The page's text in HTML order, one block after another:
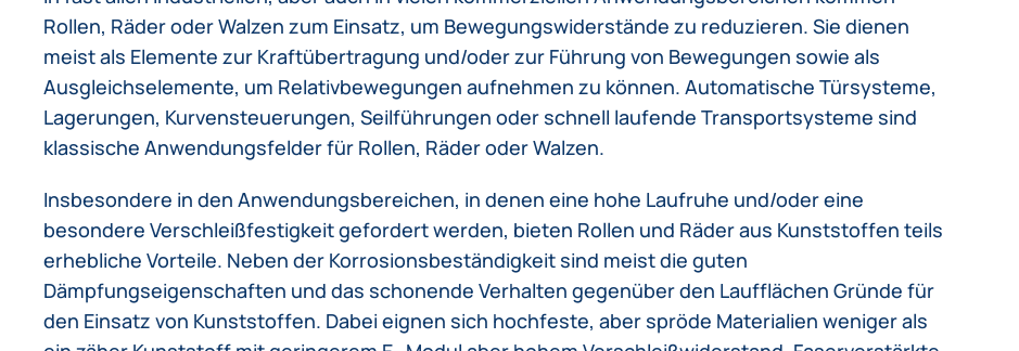
Rollen, Räder oder Walzen zum Einsatz, um Bewegungswiderstände zu reduzieren. Sie dienen
meist als Elemente zur Kraftübertragung und/oder zur Führung von Bewegungen sowie als
Ausgleichselemente, um Relativbewegungen aufnehmen zu können. Automatische Türsysteme,
Lagerungen, Kurvensteuerungen, Seilführungen oder schnell laufende Transportsysteme sind
klassische Anwendungsfelder für Rollen, Räder oder Walzen.
Insbesondere in den Anwendungsbereichen, in denen eine hohe Laufruhe und/oder eine
besondere Verschleißfestigkeit gefordert werden, bieten Rollen und Räder aus Kunststoffen teils
erhebliche Vorteile. Neben der Korrosionsbeständigkeit sind meist die guten
Dämpfungseigenschaften und das schonende Verhalten gegenüber den Laufflächen Gründe für
den Einsatz von Kunststoffen. Dabei eignen sich hochfeste, aber spröde Materialien weniger als